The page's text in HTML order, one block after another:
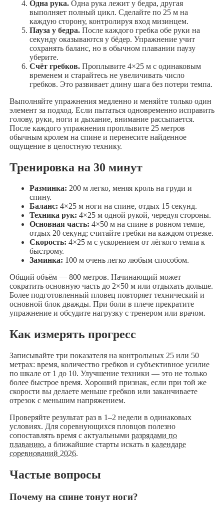
Одна рука.Одна рука лежит у бедра, другая
выполняет полный цикл. Сделайте по 25 м на
каждую сторону, контролируя вход мизинцем.
Пауза у бедра.После каждого гребка обе руки на
секунду оказываются у бёдер. Упражнение учит
сохранять баланс, но в обычном плавании паузу
уберите.
Счёт гребков.Проплывите 4×25 м с одинаковым
временем и старайтесь не увеличивать число
гребков. Это развивает длину шага без потери темпа.
Выполняйте упражнения медленно и меняйте только один
элемент за подход. Если пытаться одновременно исправить
голову, руки, ноги и дыхание, внимание рассыпается.
После каждого упражнения проплывите 25 метров
обычным кролем на спине и перенесите найденное
ощущение в целостную технику.
Тренировка на 30 минут
Разминка: 200 м легко, меняя кроль на груди и
спину.
Баланс: 4×25 м ноги на спине, отдых 15 секунд.
Техника рук: 4×25 м одной рукой, чередуя стороны.
Основная часть: 4×50 м на спине в ровном темпе,
отдых 20 секунд; считайте гребки на каждом отрезке.
Скорость: 4×25 м с ускорением от лёгкого темпа к
быстрому.
Заминка: 100 м очень легко любым способом.
Общий объём — 800 метров. Начинающий может
сократить основную часть до 2×50 м или отдыхать дольше.
Более подготовленный пловец повторяет технический и
основной блок дважды. При боли в плече прекратите
упражнение и обсудите нагрузку с тренером или врачом.
Как измерять прогресс
Записывайте три показателя на контрольных 25 или 50
метрах: время, количество гребков и субъективное усилие
по шкале от 1 до 10. Улучшение техники — это не только
более быстрое время. Хороший признак, если при той же
скорости вы делаете меньше гребков или заканчиваете
отрезок с меньшим напряжением.
Проверяйте результат раз в 1–2 недели в одинаковых
условиях. Для соревнующихся пловцов полезно
сопоставлять время с актуальными разрядами по
плаванию, а ближайшие старты искать в календаре
соревнований 2026.
Частые вопросы
Почему на спине тонут ноги?